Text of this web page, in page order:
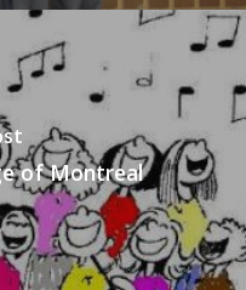
of Montreal